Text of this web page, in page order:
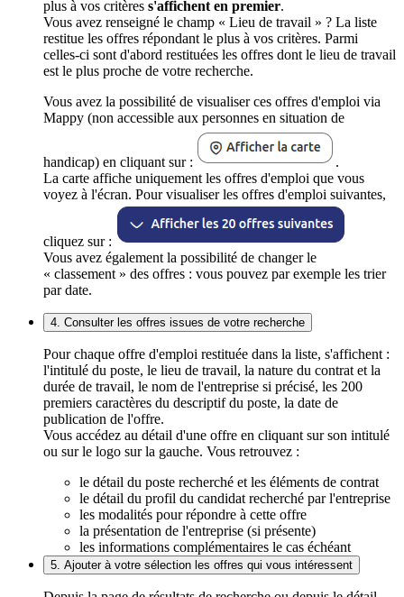
plus à vos critères s'affichent en premier.
Vous avez renseigné le champ « Lieu de travail » ? La liste
restitue les offres répondant le plus à vos critères. Parmi
celles-ci sont d'abord restituées les offres dont le lieu de travail
est le plus proche de votre recherche.
Vous avez la possibilité de visualiser ces offres d'emploi via
Mappy (non accessible aux personnes en situation de
handicap) en cliquant sur :
.
La carte affiche uniquement les offres d'emploi que vous
voyez à l'écran. Pour visualiser les offres d'emploi suivantes,
cliquez sur :
Vous avez également la possibilité de changer le
« classement » des offres : vous pouvez par exemple les trier
par date.
4. Consulter les offres issues de votre recherche
Pour chaque offre d'emploi restituée dans la liste, s'affichent :
l'intitulé du poste, le lieu de travail, la nature du contrat et la
durée de travail, le nom de l'entreprise si précisé, les 200
premiers caractères du descriptif du poste, la date de
publication de l'offre.
Vous accédez au détail d'une offre en cliquant sur son intitulé
ou sur le logo sur la gauche. Vous retrouvez :
le détail du poste recherché et les éléments de contrat
le détail du profil du candidat recherché par l'entreprise
les modalités pour répondre à cette offre
la présentation de l'entreprise (si présente)
les informations complémentaires le cas échéant
5. Ajouter à votre sélection les offres qui vous intéressent